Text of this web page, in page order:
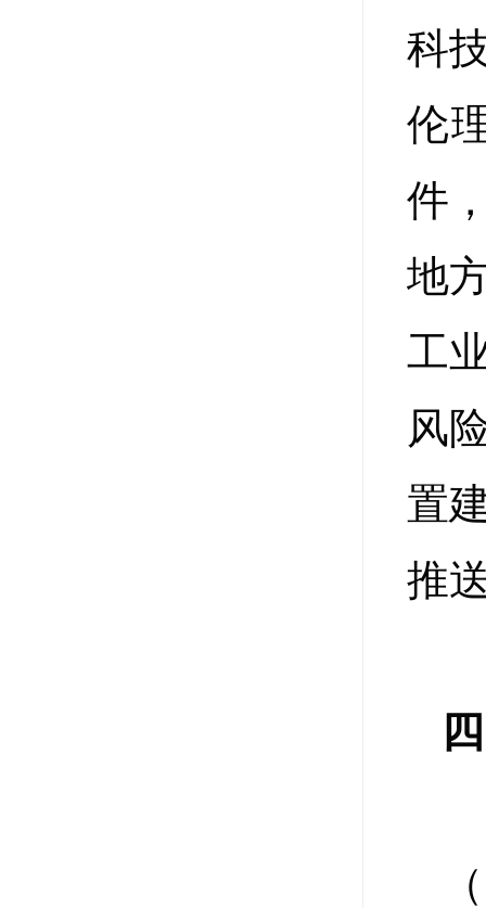
科
伦
件
地
工
风
置
推